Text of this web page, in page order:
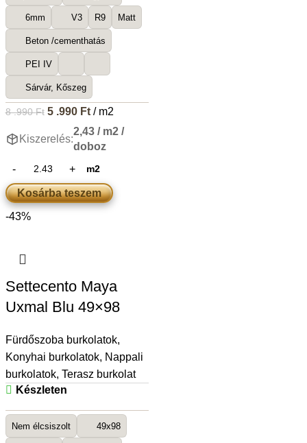
6mm V3 R9 Matt
Beton /cementhatás
PEI IV
Sárvár, Kőszeg
8 .990Ft 5 .990 Ft/ m2
Kiszerelés:
2,43 / m2 /
doboz
m2
Kosárba teszem
-43%
Settecento Maya
Uxmal Blu 49×98
Fürdőszoba burkolatok,
Konyhai burkolatok, Nappali
burkolatok, Terasz burkolat
Készleten
Nem élcsiszolt 49x98